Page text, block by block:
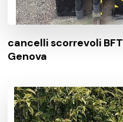
cancelli scorrevoli
Genova